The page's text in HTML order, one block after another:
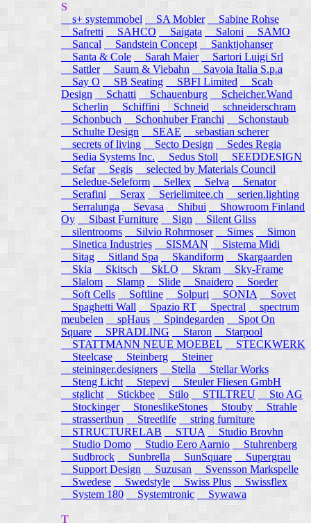
S
s+ systemmobel
SA Mobler
Sabine Rohse
Safretti
SAHCO Saigata Saloni
SAMO
Sancal
Sandstein Concept
Sanktjohanser
Santa & Cole
Sarah Maier
Sartori Luigi Srl
Sattler
Saum & Viebahn
Savoia Italia S.p.a
Say O
SB Seating SBFI Limited
Scab
Design
Schatti Schauenburg
Scheicher.Wand
Scherlin
Schiffini Schneid
schneiderschram
Schonbuch
Schonhuber Franchi
Schonstaub
Schulte Design
SEAE
sebastian scherer
secrets of living
Secto Design
Sedes Regia
Sedia Systems Inc.
Sedus Stoll
SEEDDESIGN
Sefar
Segis
selected by Materials Council
Seledue-Seleform
Sellex Selva
Senator
Serafini
Serax Serielimitee.ch
serien.lighting
Serralunga
Sevasa Shibui
Showroom Finland
Oy
Sibast Furniture Sign
Silent Gliss
silentrooms
Silvio Rohrmoser Simes Simon
Sinetica Industries
SISMAN
Sistema Midi
Sitag
Sitland Spa Skandiform
Skargaarden
Skia
Skitsch SkLO Skram
Sky-Frame
Slalom
Slamp Slide Snaidero
Soeder
Soft Cells
Softline Solpuri SONIA
Sovet
Spaghetti Wall
Spazio RT Spectral
spectrum
meubelen
spHaus Spindegarden
Spot On
Square
SPRADLING Staron
Starpool
STATTMANN NEUE MOEBEL
STECKWERK
Steelcase
Steinberg
Steiner
steininger.designers
Stella Stellar Works
Steng Licht
Stepevi
Steuler Fliesen GmbH
stglicht
Stickbee Stilo STILTREU
Sto AG
Stockinger
StoneslikeStones Stouby
Strahle
strasserthun
Streetlife
string furniture
STRUCTURELAB
STUA
Studio Brovhn
Studio Domo
Studio Eero Aarnio
Stuhrenberg
Sudbrock
Sunbrella SunSquare
Supergrau
Support Design
Suzusan
Svensson Markspelle
Swedese
Swedstyle Swiss Plus
Swissflex
System 180
Systemtronic Sywawa
T